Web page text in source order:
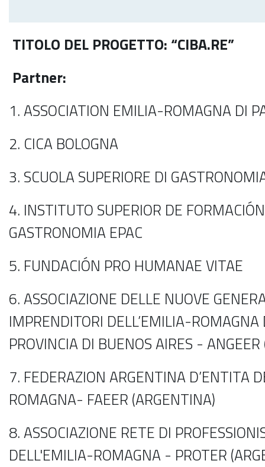
TITOLO DEL PROGETTO: “CIBA.RE”
Partner:
1. ASSOCIATION EMILIA-ROMAGNA DI
2. CICA BOLOGNA
3. SCUOLA SUPERIORE DI
4. INSTITUTO SUPERIOR DE
GASTRONOMIA EPAC
5. FUNDACIÓN PRO HUMANAE VITAE
6. ASSOCIAZIONE DELLE NUOVE
IMPRENDITORI DELL’EMILIA-ROMAGNA
PROVINCIA DI BUENOS AIRES -
7. FEDERAZION ARGENTINA D’ENTITA
ROMAGNA- FAEER (ARGENTINA)
8. ASSOCIAZIONE RETE DI
DELL'EMILIA-ROMAGNA - PROTER